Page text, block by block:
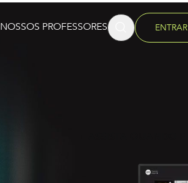
NOSSOS PROFESSORES ENTRAR